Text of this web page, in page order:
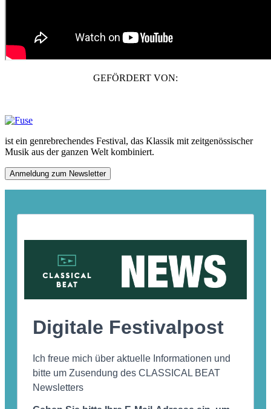
GEFÖRDERT VON:
ist ein genrebrechendes Festival, das Klassik mit zeitgenössischer
Musik aus der ganzen Welt kombiniert.
Anmeldung zum Newsletter